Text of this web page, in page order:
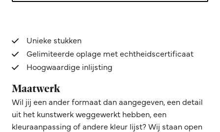
Unieke stukken
Gelimiteerde oplage met echtheidscertificaat
Hoogwaardige inlijsting
Maatwerk
Wil jij een ander formaat dan aangegeven, een detail
uit het kunstwerk weggewerkt hebben, een
kleuraanpassing of andere kleur lijst? Wij staan open